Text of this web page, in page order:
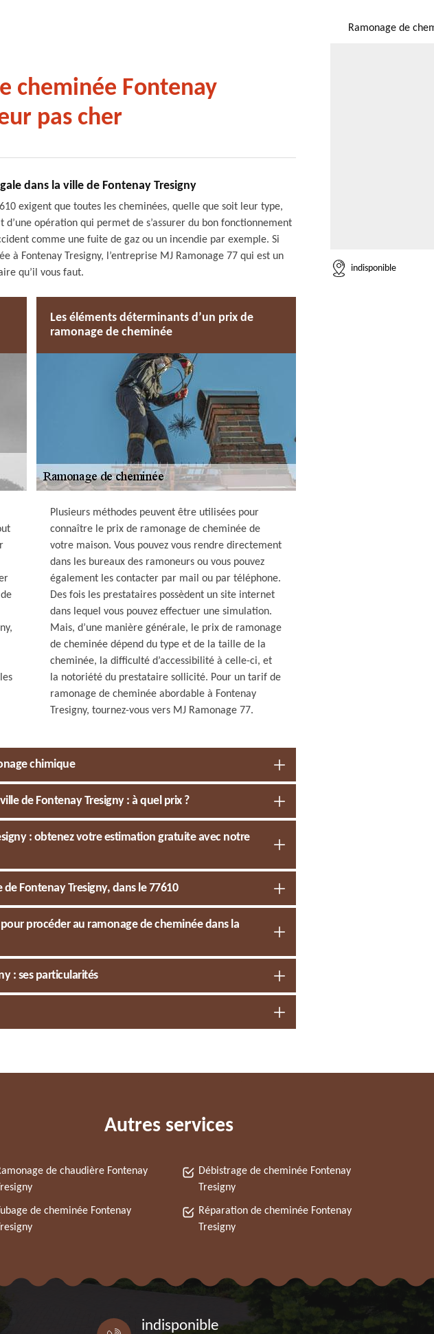
cheminée Fontenay
pas cher
dans la ville de Fontenay Tresigny
exigent que toutes les cheminées, quelle que soit leur type,
opération qui permet de s’assurer du bon fonctionnement
comme une fuite de gaz ou un incendie par exemple. Si
à Fontenay Tresigny, l’entreprise MJ Ramonage 77 qui est un
qu’il vous faut.
Les éléments déterminants d’un prix de
ramonage de cheminée
Plusieurs méthodes peuvent être utilisées pour
connaître le prix de ramonage de cheminée de
votre maison. Vous pouvez vous rendre directement
dans les bureaux des ramoneurs ou vous pouvez
également les contacter par mail ou par téléphone.
Des fois les prestataires possèdent un site internet
dans lequel vous pouvez effectuer une simulation.
Mais, d’une manière générale, le prix de ramonage
de cheminée dépend du type et de la taille de la
cheminée, la difficulté d’accessibilité à celle-ci, et
la notoriété du prestataire sollicité. Pour un tarif de
ramonage de cheminée abordable à Fontenay
Tresigny, tournez-vous vers MJ Ramonage 77.
chimique
de Fontenay Tresigny : à quel prix ?
: obtenez votre estimation gratuite avec notre
Fontenay Tresigny, dans le 77610
procéder au ramonage de cheminée dans la
: ses particularités
Ramonage de
indisponible
Autres services
de chaudière Fontenay
Tresigny
Tubage de cheminée Fontenay
Tresigny
Débistrage de cheminée Fontenay
Tresigny
Réparation de cheminée Fontenay
Tresigny
indisponible